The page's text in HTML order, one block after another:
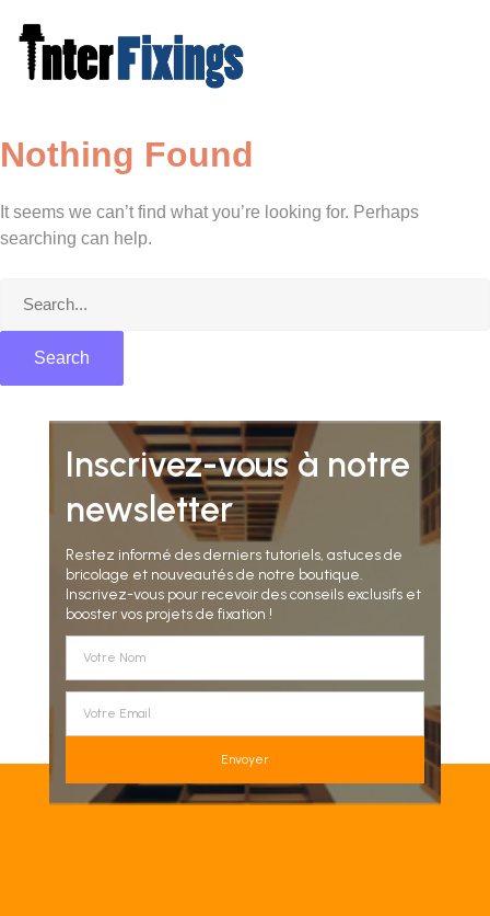
content
Nothing Found
It seems we can’t find what you’re looking for. Perhaps
searching can help.
Inscrivez-vous à notre
newsletter
Restez informé des derniers tutoriels, astuces de
bricolage et nouveautés de notre boutique.
Inscrivez-vous pour recevoir des conseils exclusifs et
booster vos projets de fixation !
Envoyer